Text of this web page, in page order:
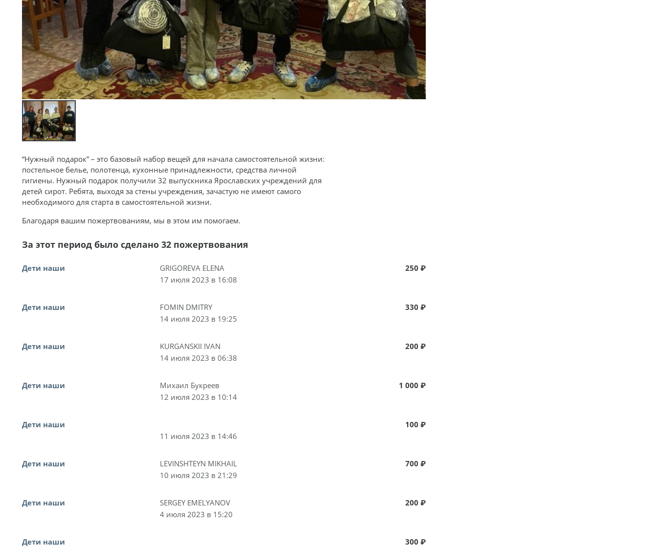
“Нужный подарок” – это базовый набор вещей для начала самостоятельной жизни:
постельное белье, полотенца, кухонные принадлежности, средства личной
гигиены. Нужный подарок получили 32 выпускника Ярославских учреждений для
детей сирот. Ребята, выходя за стены учреждения, зачастую не имеют самого
необходимого для старта в самостоятельной жизни.
Благодаря вашим пожертвованиям, мы в этом им помогаем.
За этот период было сделано 32 пожертвования
Дети наши
GRIGOREVA ELENA
17 июля 2023 в 16:08
250 ₽
Дети наши
FOMIN DMITRY
14 июля 2023 в 19:25
330 ₽
Дети наши
KURGANSKII IVAN
14 июля 2023 в 06:38
200 ₽
Дети наши
Михаил Букреев
12 июля 2023 в 10:14
1 000 ₽
Дети наши
11 июля 2023 в 14:46
100 ₽
Дети наши
LEVINSHTEYN MIKHAIL
10 июля 2023 в 21:29
700 ₽
Дети наши
SERGEY EMELYANOV
4 июля 2023 в 15:20
200 ₽
Дети наши
300 ₽